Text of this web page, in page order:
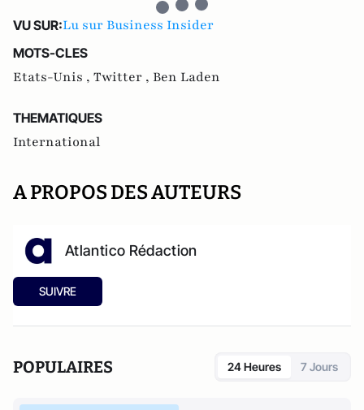
VU SUR:Lu sur Business Insider
MOTS-CLES
Etats-Unis , Twitter , Ben Laden
THEMATIQUES
International
A PROPOS DES AUTEURS
Atlantico Rédaction
SUIVRE
POPULAIRES 24 Heures 7 Jours